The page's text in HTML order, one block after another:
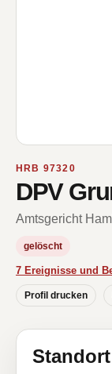
HRB 97320
DPV
Amtsgericht
gelöscht
7 Ereignisse und
Profil drucken
Standort